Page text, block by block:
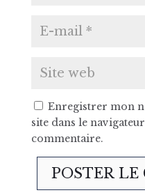
Enregistrer mon
site dans le
commentaire.